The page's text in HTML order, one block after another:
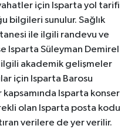
için Isparta yol tarifi
bilgileri sunulur. Sağlık
ile ilgili randevu ve
Isparta Süleyman Demirel
akademik gelişmeler
için Isparta Barosu
kapsamında Isparta konser
olan Isparta posta kodu
verilere de yer verilir.